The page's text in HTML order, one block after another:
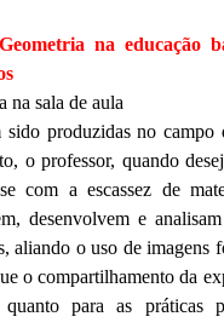
na educação
na sala de aula
sido produzidas no
o professor, quando
com a escassez de
desenvolvem e
aliando o uso de imagens
o compartilhamento da
para as práticas